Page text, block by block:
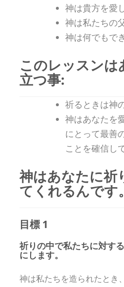
神は貴方を愛
神は私たちの
神は何でもで
このレッスンは
立つ事:
祈るときは神
神はあなたを
にとって最善
ことを確信し
神はあなたに祈
てくれるんです。
目標 1
祈りの中で私たちに対す
にします。
神は私たちを造られたとき